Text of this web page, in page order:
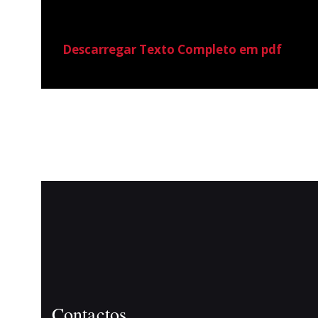
Descarregar Texto Completo em pdf